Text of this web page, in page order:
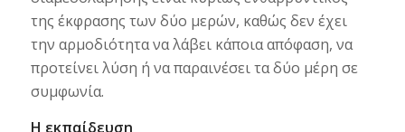
της έκφρασης των δύο μερών, καθώς δεν έχει
την αρμοδιότητα να λάβει κάποια απόφαση, να
προτείνει λύση ή να παραινέσει τα δύο μέρη σε
συμφωνία.
Η εκπαίδευση